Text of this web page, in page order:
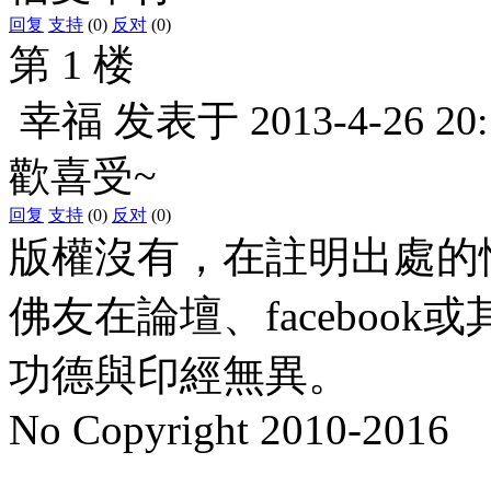
回复 支持 (0) 反对 (0)
第 1 楼
幸福 发表于 2013-4-26
歡喜受~
回复 支持 (0) 反对 (0)
版權沒有，在註明出處
佛友在論壇、facebook
功德與印經無異。
No Copyright 2010-2016